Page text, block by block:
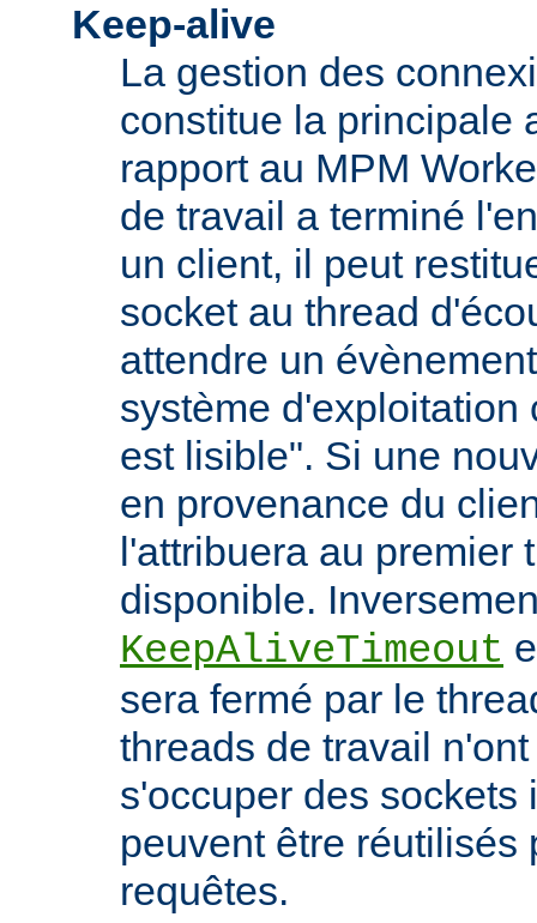
Keep-alive
La gestion des
constitue la principale
rapport au MPM
de travail a terminé
un client, il peut
socket au thread
attendre un
système d'exploitation
est lisible". Si une
en provenance du
l'attribuera au premier
disponible.
KeepAliveTimeout
sera fermé par le
threads de travail
s'occuper des sockets
peuvent être réutilisés
requêtes.